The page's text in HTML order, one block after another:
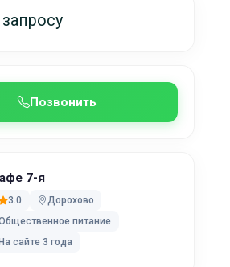
Позвонить
7-я
3.0
Дорохово
питание
На сайте 3 года